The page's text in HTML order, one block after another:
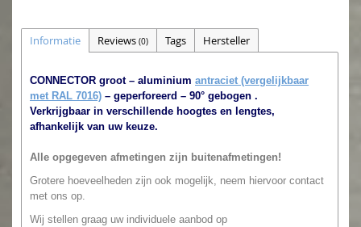
Informatie Reviews (0) Tags Hersteller
CONNECTOR groot – aluminium antraciet (vergelijkbaar
met RAL 7016) – geperforeerd – 90° gebogen .
Verkrijgbaar in verschillende hoogtes en lengtes,
afhankelijk van uw keuze.
Alle opgegeven afmetingen zijn buitenafmetingen!
Grotere hoeveelheden zijn ook mogelijk, neem hiervoor contact
met ons op.
Wij stellen graag uw individuele aanbod op